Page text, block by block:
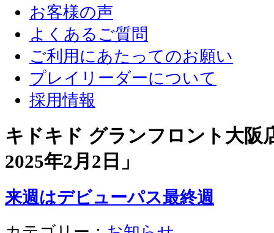
お客様の声
よくあるご質問
ご利用にあたってのお願い
プレイリーダーについて
採用情報
キドキド グランフロント大
2025年2月2日 」
来週はデビューパス最終週